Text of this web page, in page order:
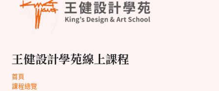
王健設計學苑線上課程
首頁
課程總覽